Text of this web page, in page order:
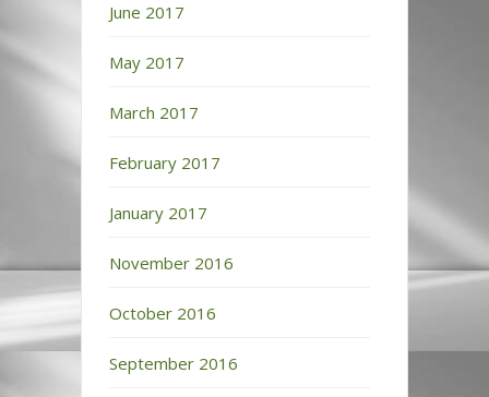
June 2017
May 2017
March 2017
February 2017
January 2017
November 2016
October 2016
September 2016